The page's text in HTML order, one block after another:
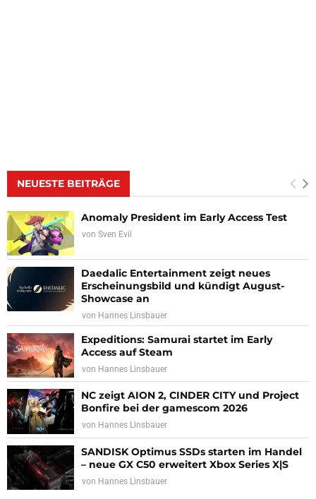
NEUESTE BEITRÄGE
Anomaly President im Early Access Test
von Sven Evil
Daedalic Entertainment zeigt neues
Erscheinungsbild und kündigt August-
Showcase an
von Hannes Linsbauer
Expeditions: Samurai startet im Early
Access auf Steam
von Hannes Linsbauer
NC zeigt AION 2, CINDER CITY und Project
Bonfire bei der gamescom 2026
von Hannes Linsbauer
SANDISK Optimus SSDs starten im Handel
– neue GX C50 erweitert Xbox Series X|S
von Hannes Linsbauer